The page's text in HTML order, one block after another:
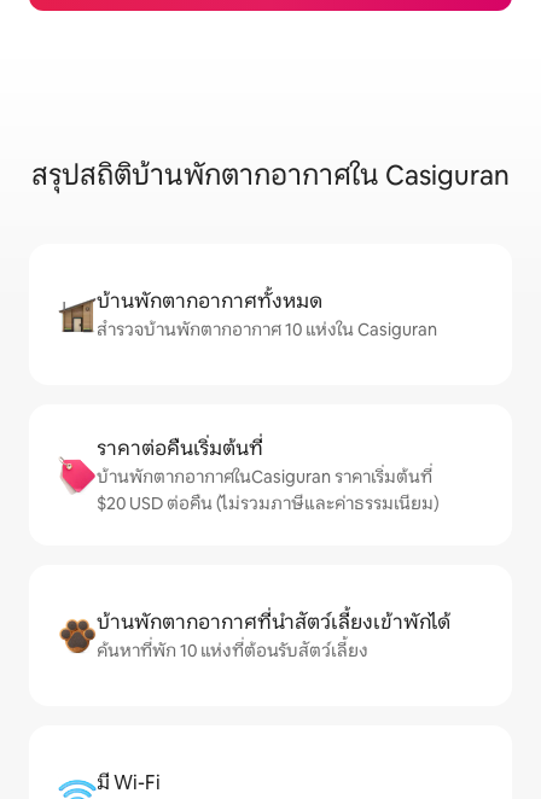
สรุปสถิติบ้านพักตากอากาศใน Casiguran
บ้านพักตากอากาศทั้งหมด
สำรวจบ้านพักตากอากาศ 10 แห่งใน Casiguran
ราคาต่อคืนเริ่มต้นที่
บ้านพักตากอากาศในCasiguran ราคาเริ่มต้นที่
$20 USD ต่อคืน (ไม่รวมภาษีและค่าธรรมเนียม)
บ้านพักตากอากาศที่นำสัตว์เลี้ยงเข้าพักได้
ค้นหาที่พัก 10 แห่งที่ต้อนรับสัตว์เลี้ยง
มี Wi-Fi